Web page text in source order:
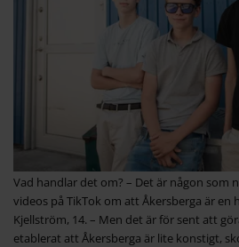
Vad handlar det om? – Det är någon som
videos på TikTok om att Åkersberga är en
Kjellström, 14. – Men det är för sent att
etablerat att Åkersberga är lite konstigt,